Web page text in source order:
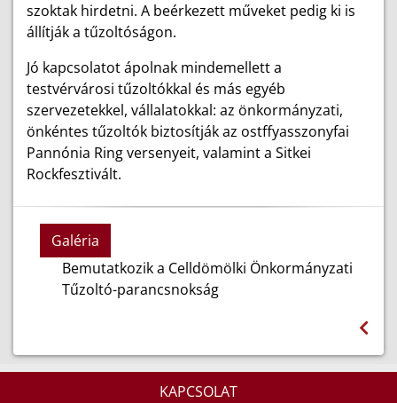
szoktak hirdetni. A beérkezett műveket pedig ki is
állítják a tűzoltóságon.
Jó kapcsolatot ápolnak mindemellett a
testvérvárosi tűzoltókkal és más egyéb
szervezetekkel, vállalatokkal: az önkormányzati,
önkéntes tűzoltók biztosítják az ostffyasszonyfai
Pannónia Ring versenyeit, valamint a Sitkei
Rockfesztivált.
Galéria
Bemutatkozik a Celldömölki Önkormányzati
Tűzoltó-parancsnokság
KAPCSOLAT